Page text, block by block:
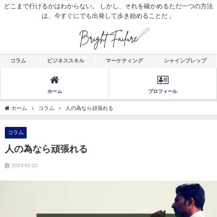
どこまで行けるかはわからない。 しかし、それを確かめるただ一つの方法
は、今すぐにでも出発して歩き始めることだ 。
コラム ビジネススキル マーケティング シャインプレップ
ホーム プロフィール
ホーム コラム 人の為なら頑張れる
コラム
人の為なら頑張れる
2023-02-22